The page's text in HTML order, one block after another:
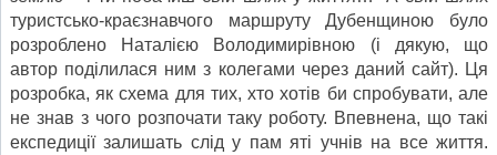
туристсько-краєзнавчого маршруту Дубенщиною було
розроблено Наталією Володимирівною (і дякую, що
автор поділилася ним з колегами через даний сайт). Ця
розробка, як схема для тих, хто хотів би спробувати, але
не знав з чого розпочати таку роботу. Впевнена, що такі
експедиції залишать слід у пам яті учнів на все життя.